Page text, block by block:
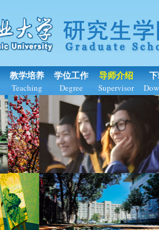
教学培养
Teaching
学位工作
Degree
导师介绍
Supervisor